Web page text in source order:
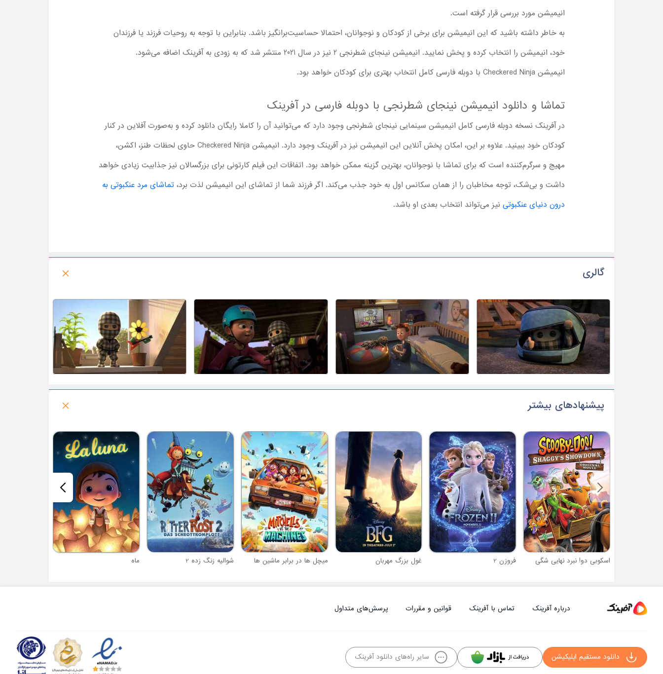
انیمیشن مورد بررسی قرار گرفته است.
به خاطر داشته باشید که این انیمیشن برای برخی از کودکان و نوجوانان، احتمالا حساسیت‌‌برانگیز باشد. بنابراین با توجه به روحیات فرزند یا فرزندان
خود، انیمیشن را انتخاب کرده و پخش نمایید. انیمیشن نینجای شطرنجی 2 نیز در سال 2021 منتشر شد که به زودی به آفرینک اضافه می‌شود.
انیمیشن Checkered Ninja با دوبله فارسی کامل انتخاب بهتری برای کودکان خواهد بود.
تماشا و دانلود انیمیشن نینجای شطرنجی با دوبله فارسی در آفرینک
در آفرینک نسخه دوبله فارسی کامل انیمیشن سینمایی نینجای شطرنجی وجود دارد که می‌توانید آن را کاملا رایگان دانلود کرده و به‌صورت آفلاین در کنار
کودکان خود ببینید. علاوه بر این، امکان پخش آنلاین این انیمیشن نیز در آفرینک وجود دارد. انیمیشن Checkered Ninja حاوی لحظات طنز، اکشن،
مهیج و سرگرم‌کننده است که برای تماشا با نوجوانان، بهترین گزینه ممکن خواهد بود. اتفاقات این فیلم کارتونی برای بزرگسالان نیز جذابیت زیادی خواهد
داشت و بی‌شک، توجه مخاطبان را از همان سکانس اول به خود جذب می‌کند. اگر فرزند شما از تماشای این انیمیشن لذت برد، تماشای مرد عنکبوتی به
درون دنیای عنکبوتی نیز می‌تواند انتخاب بعدی او باشد.
گالری
پیشنهادهای بیشتر
اسکوبی دو! نبرد نهایی شگی فروزن 2 غول بزرگ مهربان میچل ها در برابر ماشین ها شوالیه زنگ زده 2 ماه
درباره آفرینک تماس با آفرینک قوانین و مقررات پرسش‌های متداول
دانلود مستقیم اپلیکیشن سایر راه‌های دانلود آفرینک